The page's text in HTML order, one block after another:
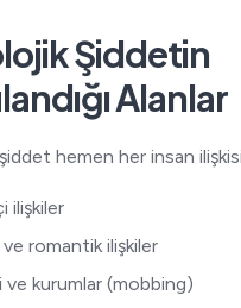
Şiddetin
Alanlar
hemen her insan
ilişkiler
ve romantik ilişkiler
ve kurumlar (mobbing)